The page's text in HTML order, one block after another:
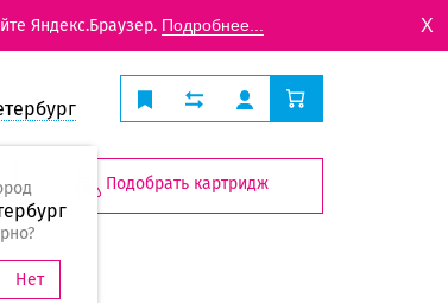
Яндекс.Браузер. Подробнее... X
Нет
Подобрать картридж